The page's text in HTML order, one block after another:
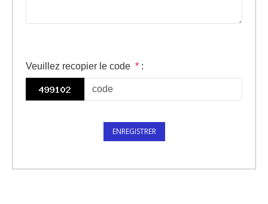
Veuillez recopier le code * :